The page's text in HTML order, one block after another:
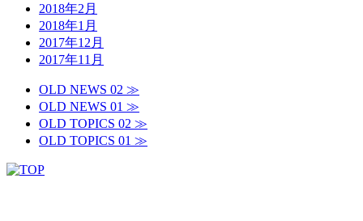
2018年2月
2018年1月
2017年12月
2017年11月
OLD NEWS 02 ≫
OLD NEWS 01 ≫
OLD TOPICS 02 ≫
OLD TOPICS 01 ≫